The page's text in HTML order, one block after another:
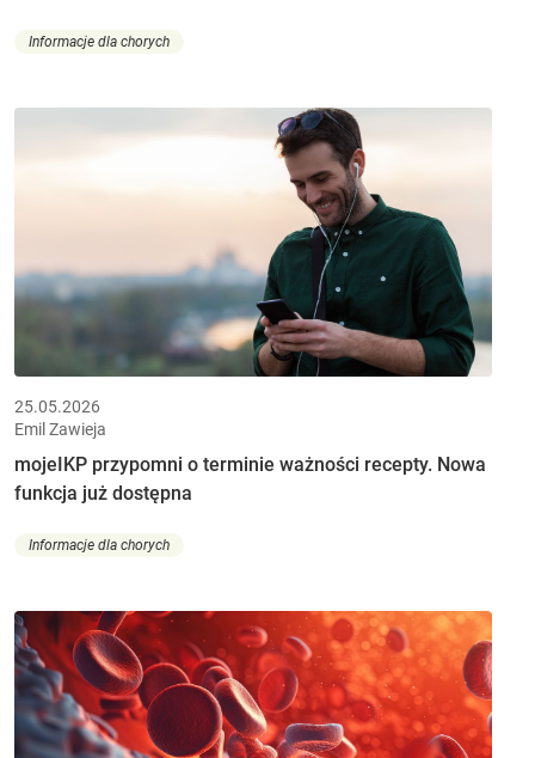
Informacje dla chorych
25.05.2026
Emil Zawieja
mojeIKP przypomni o terminie ważności recepty. Nowa
funkcja już dostępna
Informacje dla chorych